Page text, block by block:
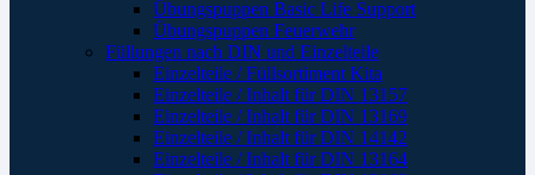
Übungspuppen Basic Life Support
Übungspuppen Feuerwehr
Füllungen nach DIN und Einzelteile
Einzelteile / Füllsortiment Kita
Einzelteile / Inhalt für DIN 13157
Einzelteile / Inhalt für DIN 13169
Einzelteile / Inhalt für DIN 14142
Einzelteile / Inhalt für DIN 13164